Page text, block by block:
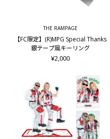
THE RAMPAGE
【FC限定】(R)MPG Special Thanks
銀テープ風キーリング
¥2,000